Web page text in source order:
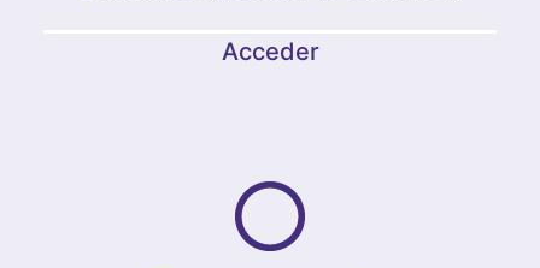
Acceder